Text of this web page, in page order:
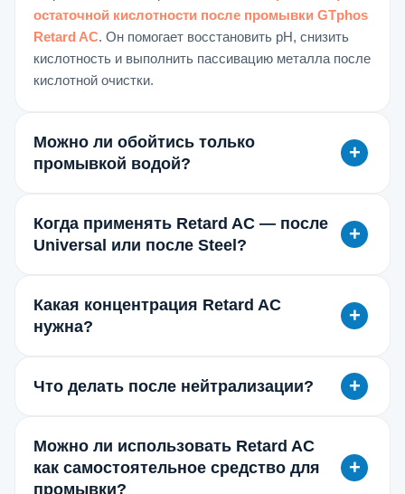
остаточной кислотности после промывки GTphos
Retard AC. Он помогает восстановить pH, снизить
кислотность и выполнить пассивацию металла после
кислотной очистки.
Можно ли обойтись только
промывкой водой?
Когда применять Retard AC — после
Universal или после Steel?
Какая концентрация Retard AC
нужна?
Что делать после нейтрализации?
Можно ли использовать Retard AC
как самостоятельное средство для
промывки?